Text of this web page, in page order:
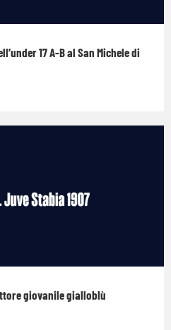
17 A-B al San Michele di
giovanile gialloblù